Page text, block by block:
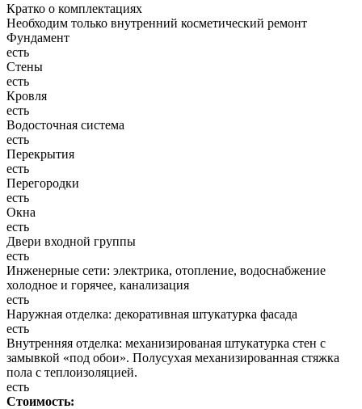
Кратко о комплектациях
Необходим только внутренний косметический ремонт
Фундамент
есть
Стены
есть
Кровля
есть
Водосточная система
есть
Перекрытия
есть
Перегородки
есть
Окна
есть
Двери входной группы
есть
Инженерные сети: электрика, отопление, водоснабжение
холодное и горячее, канализация
есть
Наружная отделка: декоративная штукатурка фасада
есть
Внутренняя отделка: механизированая штукатурка стен с
замывкой «под обои». Полусухая механизированная стяжка
пола с теплоизоляцией.
есть
Стоимость: